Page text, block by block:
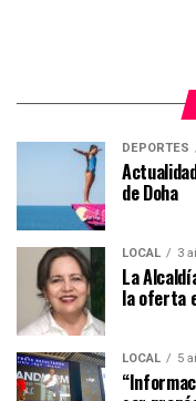
DEPORTES
de Doha
LOCAL 3
La
la oferta
LOCAL 5